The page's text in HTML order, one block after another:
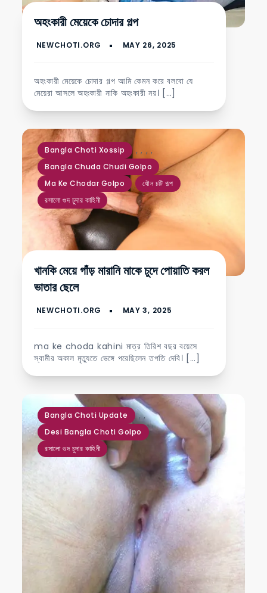
অহংকারী মেয়েকে চোদার গল্প
অহংকারী মেয়েকে চোদার গল্প আমি কেমন করে বলবো যে
মেয়েরা আসলে অহংকারী নাকি অহংকারী নয়। […]
Bangla Choti Xossip ,
Bangla Chuda Chudi Golpo
,
Ma Ke Chodar Golpo
,
যৌন চটি গল্প
,
রসালো গুদ চুদার কাহিনী
খানকি মেয়ে গাঁড় মারানি মাকে চুদে পোয়াতি করল
ভাতার ছেলে
ma ke choda kahini মাত্র তিরিশ বছর বয়েসে
স্বামীর অকাল মৃত্যুতে ভেঙ্গে পরেছিলেন তপতি দেবি। […]
Bangla Choti Update ,
Desi Bangla Choti Golpo
,
রসালো গুদ চুদার কাহিনী